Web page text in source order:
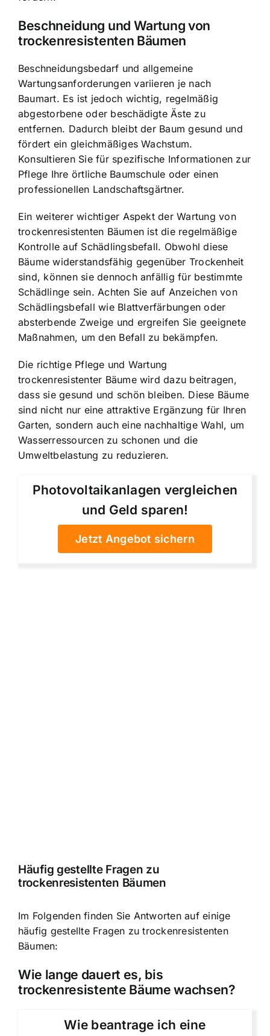
Beschneidung und Wartung von
trockenresistenten Bäumen
Beschneidungsbedarf und allgemeine
Wartungsanforderungen variieren je nach
Baumart. Es ist jedoch wichtig, regelmäßig
abgestorbene oder beschädigte Äste zu
entfernen. Dadurch bleibt der Baum gesund und
fördert ein gleichmäßiges Wachstum.
Konsultieren Sie für spezifische Informationen zur
Pflege Ihre örtliche Baumschule oder einen
professionellen Landschaftsgärtner.
Ein weiterer wichtiger Aspekt der Wartung von
trockenresistenten Bäumen ist die regelmäßige
Kontrolle auf Schädlingsbefall. Obwohl diese
Bäume widerstandsfähig gegenüber Trockenheit
sind, können sie dennoch anfällig für bestimmte
Schädlinge sein. Achten Sie auf Anzeichen von
Schädlingsbefall wie Blattverfärbungen oder
absterbende Zweige und ergreifen Sie geeignete
Maßnahmen, um den Befall zu bekämpfen.
Die richtige Pflege und Wartung
trockenresistenter Bäume wird dazu beitragen,
dass sie gesund und schön bleiben. Diese Bäume
sind nicht nur eine attraktive Ergänzung für Ihren
Garten, sondern auch eine nachhaltige Wahl, um
Wasserressourcen zu schonen und die
Umweltbelastung zu reduzieren.
Photovoltaikanlagen vergleichen
und Geld sparen!
Jetzt Angebot sichern
Häufig gestellte Fragen zu
trockenresistenten Bäumen
Im Folgenden finden Sie Antworten auf einige
häufig gestellte Fragen zu trockenresistenten
Bäumen:
Wie lange dauert es, bis
trockenresistente Bäume wachsen?
Wie beantrage ich eine